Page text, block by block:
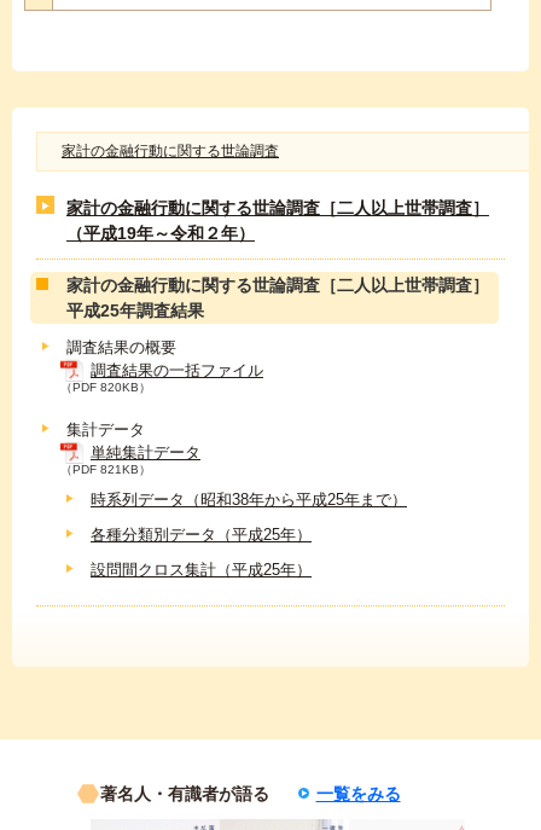
家計の金融行動に関する世論調査
家計の金融行動に関する世論調査［二人以上世帯調査］
（平成19年～令和２年）
家計の金融行動に関する世論調査［二人以上世帯調査］
平成25年調査結果
調査結果の概要
調査結果の一括ファイル
（PDF 820KB）
集計データ
単純集計データ
（PDF 821KB）
時系列データ（昭和38年から平成25年まで）
各種分類別データ（平成25年）
設問間クロス集計（平成25年）
著名人・有識者が語る 一覧をみる